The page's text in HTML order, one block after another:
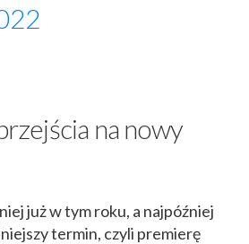
na nowy
już w tym roku, a najpóźniej
termin, czyli premierę